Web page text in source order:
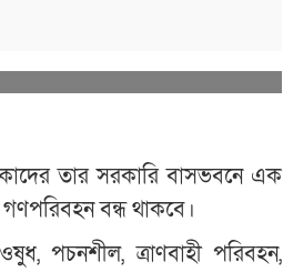
তার সরকারি বাসভবনে এক
বন্ধ থাকবে।
পচনশীল, ত্রাণবাহী পরিবহন,